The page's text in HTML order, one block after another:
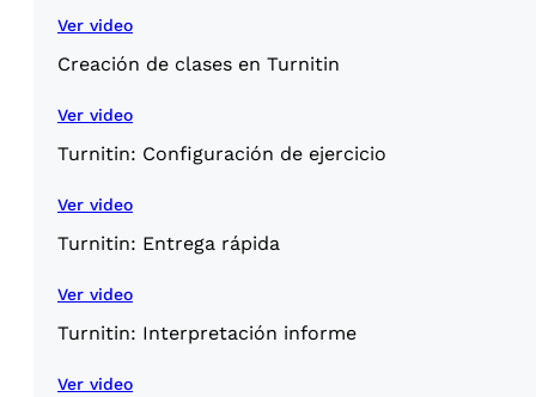
Ver video
Creación de clases en Turnitin
Ver video
Turnitin: Configuración de ejercicio
Ver video
Turnitin: Entrega rápida
Ver video
Turnitin: Interpretación informe
Ver video